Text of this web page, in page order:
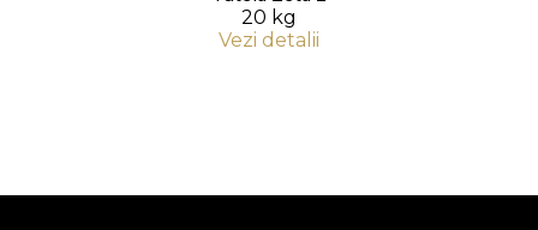
20 kg
Vezi detalii